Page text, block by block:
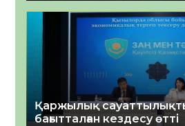
Қаржылық
бағытталған кездесу өтті